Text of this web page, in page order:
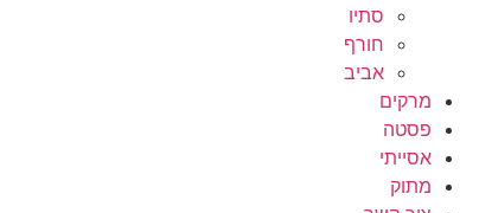
סתיו
חורף
אביב
מרקים
פסטה
אסייתי
מתוק